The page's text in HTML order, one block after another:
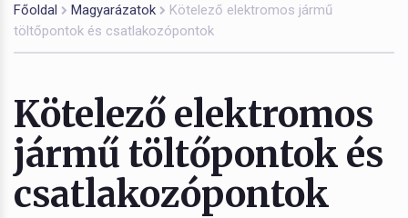
Főoldal Magyarázatok
Kötelező elektromos jármű
töltőpontok és csatlakozópontok
Kötelező elektromos
jármű töltőpontok és
csatlakozópontok